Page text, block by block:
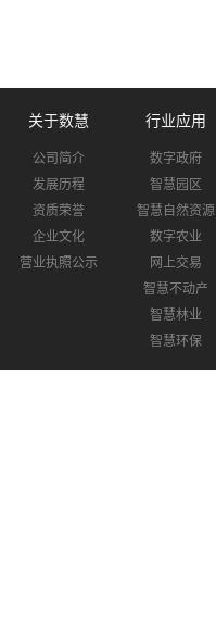
关于数慧
公司简介
发展历程
资质荣誉
企业文化
营业执照公示
行业应用
数字政府
智慧园区
智慧自然资源
数字农业
网上交易
智慧不动产
智慧林业
智慧环保